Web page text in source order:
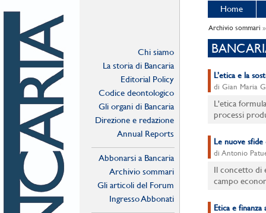
Chi siamo
La storia di Bancaria
Editorial Policy
Codice deontologico
Gli organi di Bancaria
Direzione e redazione
Annual Reports
Abbonarsi a Bancaria
Archivio sommari
Gli articoli del Forum
Ingresso Abbonati
Home
Archivio sommari
L’etica e la
di Gian Maria
L'etica
processi
Le nuove sfide
di Antonio
Il concetto di
campo
Etica e